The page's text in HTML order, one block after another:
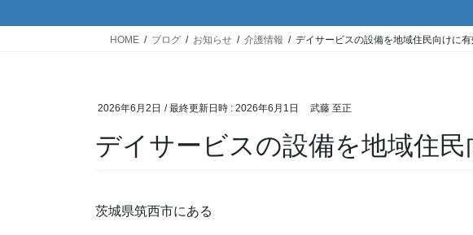
HOME ブログ お知らせ 介護情報 デイサービスの設備を地域住民向けに有
2026年6月2日 / 最終更新日時 : 2026年6月1日 武藤 至正
デイサービスの設備を地域住民
茨城県筑西市にある